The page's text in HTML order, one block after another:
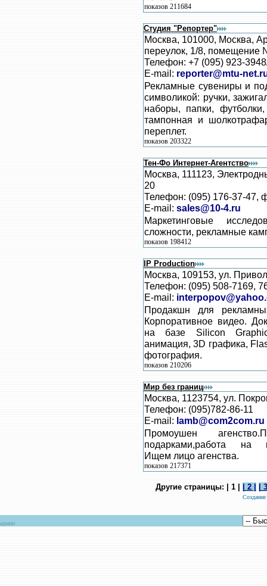
показов 211684
Студия "Репортер"
Москва, 101000, Москва,
переулок, 1/8, помещение
Телефон: +7 (095) 923-
E-mail: reporter@mtu-
Рекламные сувениры и
символикой: ручки,
наборы, папки,
тампонная и
переплет.
показов 203322
Тен-Фо Интернет-Агентство
Москва, 111123,
20
Телефон: (095) 176-37-47,
E-mail: sales@10-4.ru
Маркетинговые
сложности, рекламные
показов 198412
IP Production
Москва, 109153, ул.
Телефон: (095) 508-7169,
E-mail:
Продакшн для
Корпоративное видео.
на базе Silicon
анимация, 3D графика,
фотография.
показов 210206
Мир без границ
Москва, 1123754, ул.
Телефон: (095)782-86-11
E-mail: lamb@com2com.ru
Промоушен
подарками,работа на
Ищем лицо агенства.
показов 217371
Другие страницы: | 1 | | 2 | |
Создание
админ